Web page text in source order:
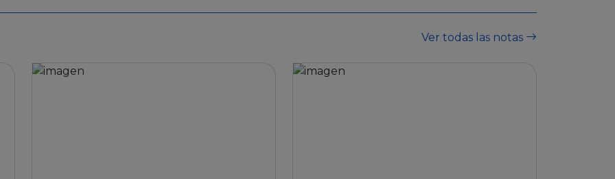
Ver todas las notas